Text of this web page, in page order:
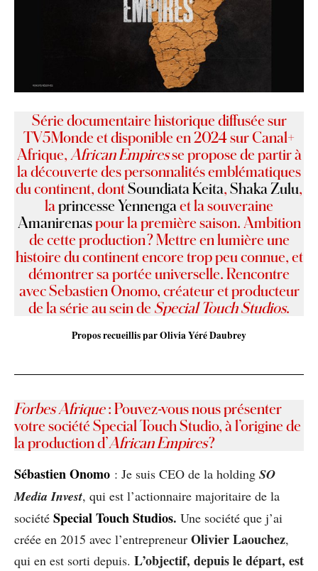
Série documentaire historique diffusée sur
TV5Monde et disponible en 2024 sur Canal+
Afrique, African Empiresse propose de partir à
la découverte des personnalités emblématiques
du continent, dontSoundiata Keita, Shaka Zulu,
la princesse Yennenga et la souveraine
Amanirenaspour la première saison. Ambition
de cette production ? Mettre en lumière une
histoire du continent encore trop peu connue, et
démontrer sa portée universelle. Rencontre
avec Sebastien Onomo, créateur et producteur
de la série au sein de Special Touch Studios.
Propos recueillis par Olivia Yéré Daubrey
Forbes Afrique: Pouvez-vous nous présenter
votre société Special Touch Studio, à l’origine de
la production d’African Empires?
Sébastien Onomo : Je suis CEO de la holding SO
Media Invest, qui est l’actionnaire majoritaire de la
société Special Touch Studios. Une société que j’ai
créée en 2015 avec l’entrepreneur Olivier Laouchez,
qui en est sorti depuis. L’objectif, depuis le départ, est